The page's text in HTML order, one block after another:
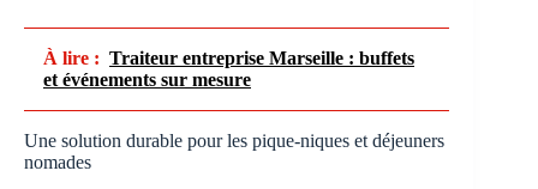
À lire : Traiteur entreprise Marseille : buffets
et événements sur mesure
Une solution durable pour les pique-niques et déjeuners
nomades